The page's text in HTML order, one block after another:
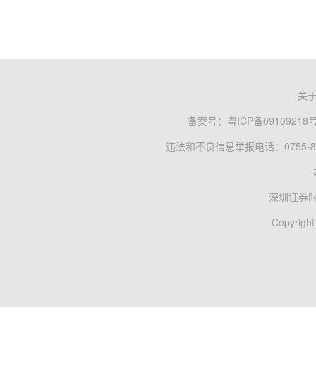
关
备案号： 粤ICP备09109218
违法和不良信息举报电话：0755-
深圳证券